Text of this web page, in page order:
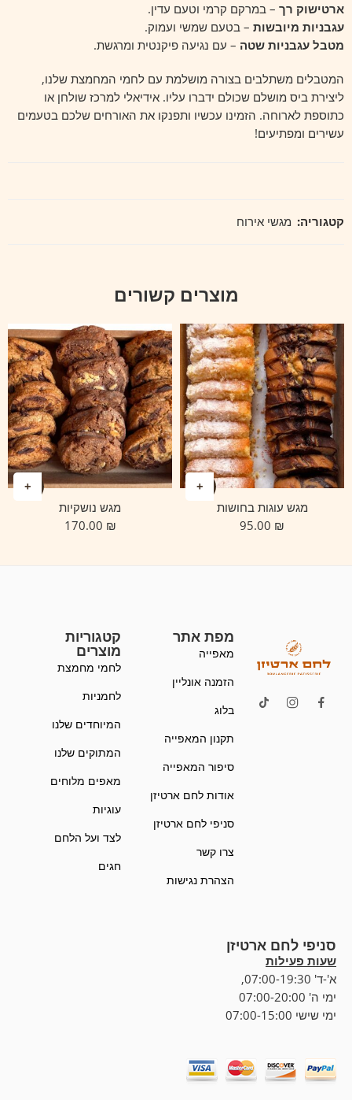
ארטישוק רך – במרקם קרמי וטעם עדין.
עגבניות מיובשות – בטעם שמשי ועמוק.
מטבל עגבניות שטה – עם נגיעה פיקנטית ומרגשת.
המטבלים משתלבים בצורה מושלמת עם לחמי המחמצת שלנו,
ליצירת ביס מושלם שכולם ידברו עליו. אידיאלי למרכז שולחן או
כתוספת לארוחה. הזמינו עכשיו ותפנקו את האורחים שלכם בטעמים
עשירים ומפתיעים!
קטגוריה: מגשי אירוח
מוצרים קשורים
מגש עוגות בחושות
₪
מגש נושקיות
₪
מפת אתר
מאפייה
הזמנה אונליין
בלוג
תקנון המאפייה
סיפור המאפייה
אודות לחם ארטיזן
סניפי לחם ארטיזן
צרו קשר
הצהרת נגישות
קטגוריות
מוצרים
לחמי מחמצת
לחמניות
המיוחדים שלנו
המתוקים שלנו
מאפים מלוחים
עוגיות
לצד ועל הלחם
חגים
סניפי לחם ארטיזן
שעות פעילות
א'-ד' 07:00-19:30,
ימי ה' 07:00-20:00
ימי שישי 07:00-15:00